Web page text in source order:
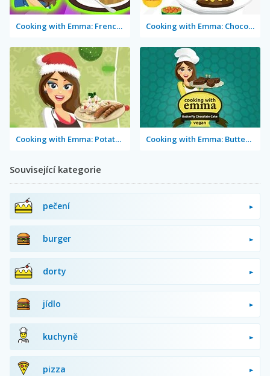
Cooking with Emma: French Apple Pie Vegan Cooking with Emma: Chocolate Biscuits
Cooking with Emma: Potato Salad Vegan Cooking with Emma: Butterfly Chocolate Cake Vegan
Související kategorie
pečení
burger
dorty
jídlo
kuchyně
pizza